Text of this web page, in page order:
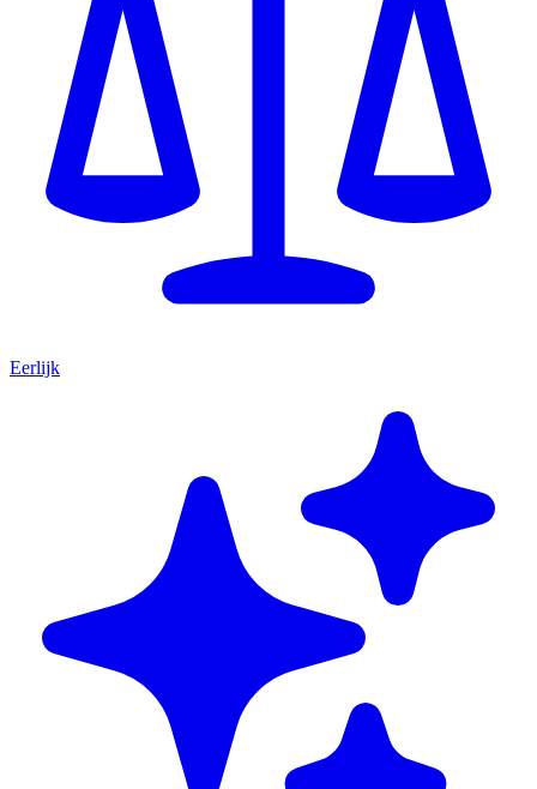
Eerlijk